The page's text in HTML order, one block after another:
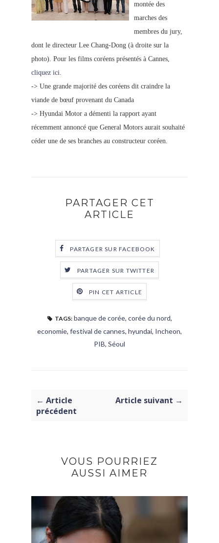
montée des
marches des
membres du jury,
dont le directeur Lee Chang-Dong (à droite sur la
photo). Pour les films coréens présentés à Cannes,
cliquez ici.
-> Une grande majorité des coréens dit craindre la
viande de bœuf provenant du Canada
-> Hyundai Motor a démenti la rapport ayant
récemment annoncé que General Motors aurait souhaité
céder une de ses branches au constructeur coréen.
PARTAGER CET
ARTICLE
PARTAGER SUR FACEBOOK
PARTAGER SUR TWITTER
PIN CET ARTICLE
TAGS: banque de corée, corée du nord,
economie, festival de cannes, hyundai, Incheon,
PIB, Séoul
← Article
précédent
Article suivant →
VOUS POURRIEZ
AUSSI AIMER